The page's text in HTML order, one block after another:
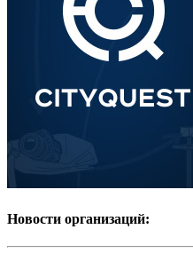
Новости организаций: